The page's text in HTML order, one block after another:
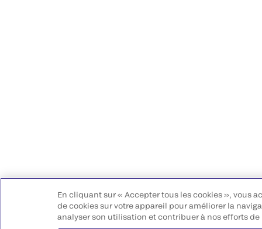
En cliquant sur « Accepter tous les cookies », vous
de cookies sur votre appareil pour améliorer la
analyser son utilisation et contribuer à nos efforts